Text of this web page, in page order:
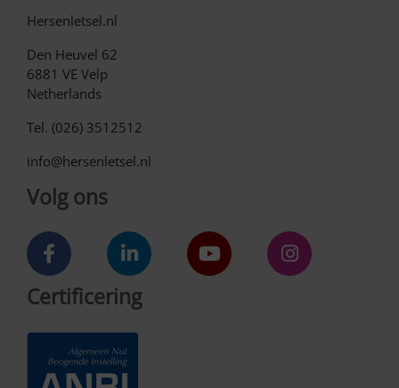
Hersenletsel.nl
Den Heuvel 62
6881 VE Velp
Netherlands
Tel. (026) 3512512
info@hersenletsel.nl
Volg ons
Certificering